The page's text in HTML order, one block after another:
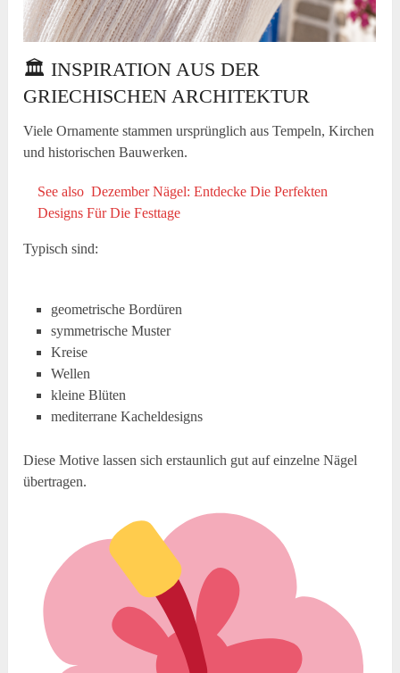
🏛 INSPIRATION AUS DER
GRIECHISCHEN ARCHITEKTUR
Viele Ornamente stammen ursprünglich aus Tempeln, Kirchen
und historischen Bauwerken.
See also Dezember Nägel: Entdecke Die Perfekten
Designs Für Die Festtage
Typisch sind:
geometrische Bordüren
symmetrische Muster
Kreise
Wellen
kleine Blüten
mediterrane Kacheldesigns
Diese Motive lassen sich erstaunlich gut auf einzelne Nägel
übertragen.